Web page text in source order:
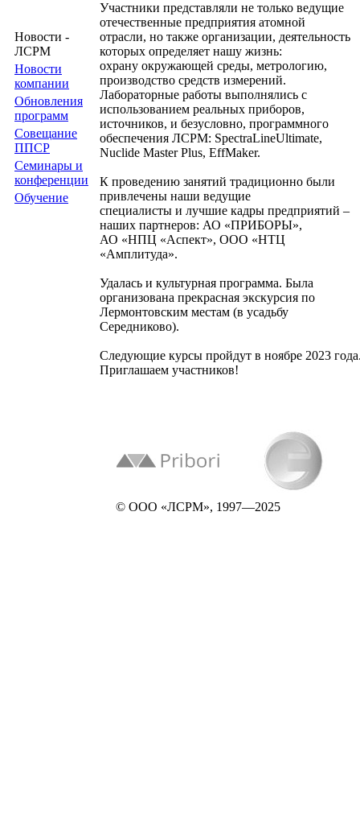
Новости -
ЛСРМ
Новости
компании
Обновления
программ
Совещание
ППСР
Семинары и
конференции
Обучение
Участники представляли не только ведущие
отечественные предприятия атомной
отрасли, но также организации, деятельность
которых определяет нашу жизнь:
охрану окружающей среды, метрологию,
производство средств измерений.
Лабораторные работы выполнялись с
использованием реальных приборов,
источников, и безусловно, программного
обеспечения ЛСРМ: SpectraLineUltimate,
Nuclide Master Plus, EffMaker.
К проведению занятий традиционно были
привлечены наши ведущие
специалисты и лучшие кадры предприятий –
наших партнеров: АО «ПРИБОРЫ»,
АО «НПЦ «Аспект», ООО «НТЦ
«Амплитуда».
Удалась и культурная программа. Была
организована прекрасная экскурсия по
Лермонтовским местам (в усадьбу
Середниково).
Следующие курсы пройдут в ноябре 2023
Приглашаем участников!
© ООО «ЛСРМ», 1997—2025